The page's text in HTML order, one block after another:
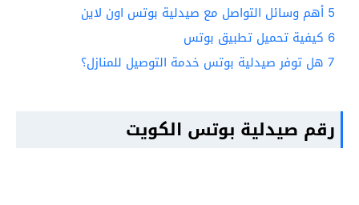
5 أهم وسائل التواصل مع صيدلية بوتس اون لاين
6 كيفية تحميل تطبيق بوتس
7 هل توفر صيدلية بوتس خدمة التوصيل للمنازل؟
رقم صيدلية بوتس الكويت